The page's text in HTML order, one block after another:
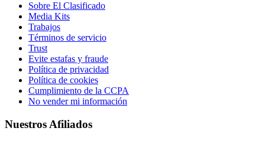
Sobre El Clasificado
Media Kits
Trabajos
Términos de servicio
Trust
Evite estafas y fraude
Política de privacidad
Política de cookies
Cumplimiento de la CCPA
No vender mi información
Nuestros Afiliados